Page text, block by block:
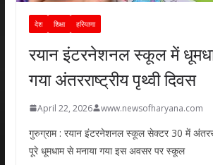
देश शिक्षा हरियाणा
रयान इंटरनेशनल स्कूल में
गया अंतरराष्ट्रीय पृथ्वी दिवस
April 22, 2026 www.newsofharyana.com
गुरुग्राम : रयान इंटरनेशनल स्कूल सेक्टर 30 में
पूरे धूमधाम से मनाया गया इस अवसर पर स्कूल